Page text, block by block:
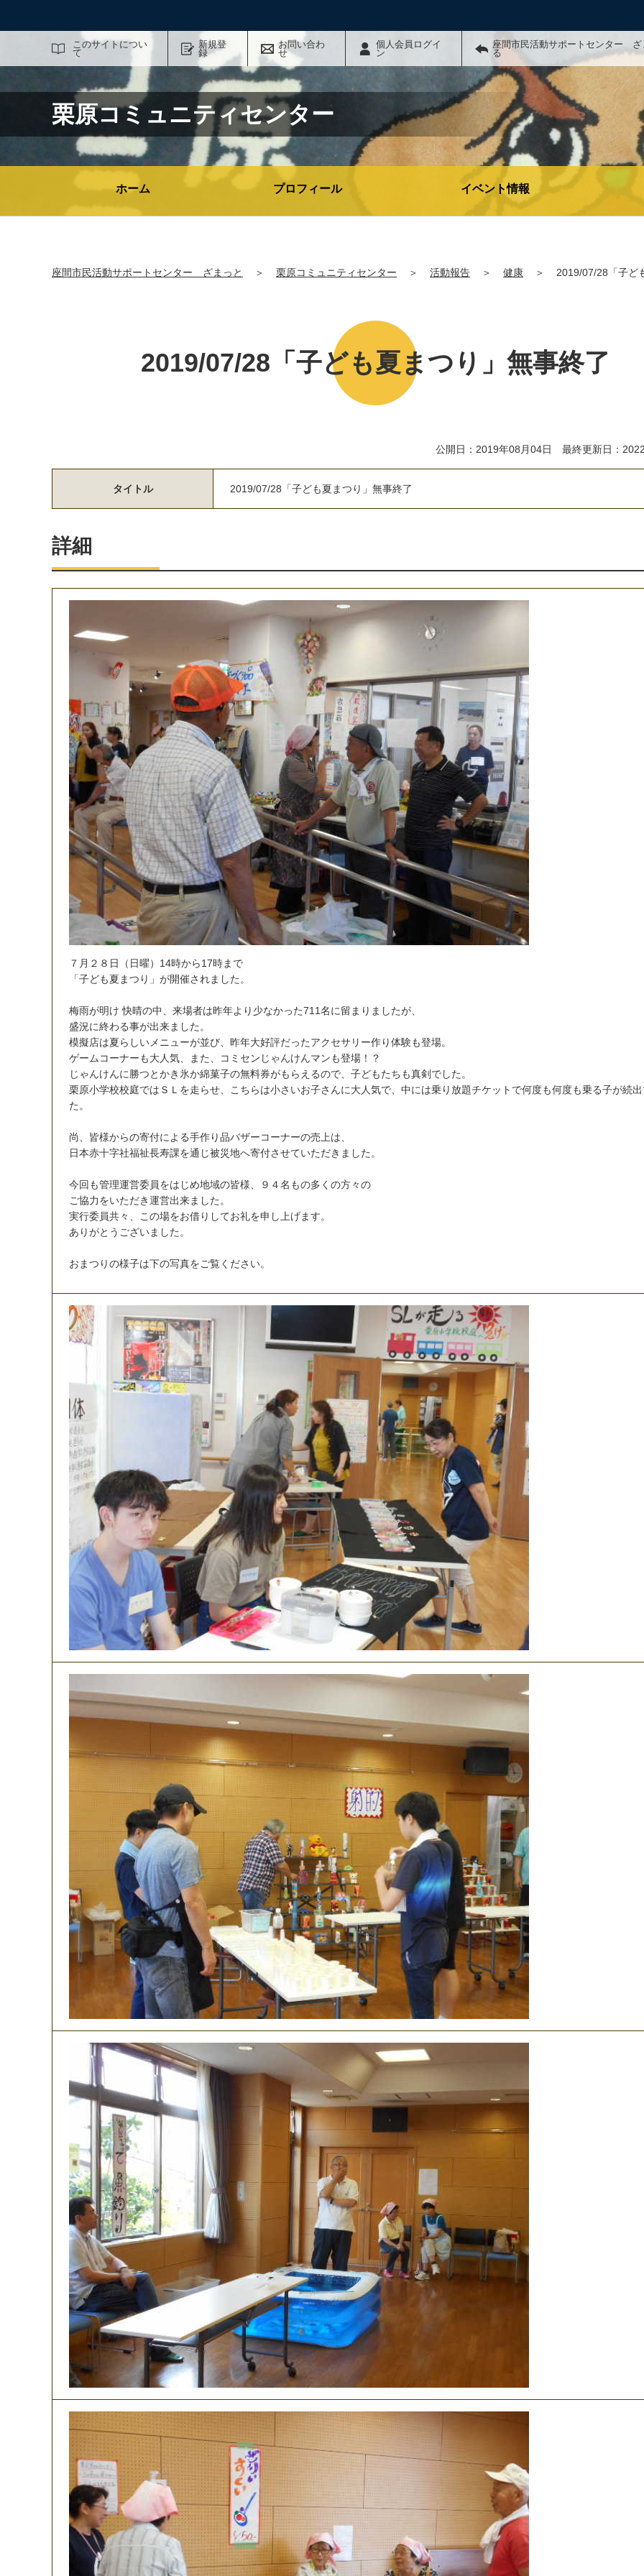
このサイトについ
て
新規登
録
お問い合わ
せ
個人会員ログイ
ン
座間市民活動サポートセンター ざ
る
サイト内検索
栗原コミュニティセンター
ホーム プロフィール イベント情報
座間市民活動サポートセンター ざまっと ＞ 栗原コミュニティセンター ＞ 活動報告 ＞ 健康 ＞ 2019/07/28「子ど
2019/07/28「子ども夏まつり」無事終了
公開日：2019年08月04日 最終更新日：
タイトル 2019/07/28「子ども夏まつり」無事終了
詳細
７ 月 ２ ８ 日 （ 日曜） 14時から17時ま で
「子ども夏まつ り 」 が開催されま した。
梅雨が明け 快晴の中、 来場者は昨年よ り 少なかった711名に留ま り ま したが、
盛況に終わる事が出来ま した。
模擬店は夏ら しいメニューが並び、 昨年大好評だったアクセサリ ー作り体験も登場。
ゲームコーナーも大人気、 ま た、 コ ミ セン じ ゃんけんマンも登場 ！
？
じ ゃんけんに勝つとかき氷か綿菓子の無料券がも ら え るので、 子どもたちも真剣 でした。
栗原小学校校庭では Ｓ Ｌ を走らせ、 こ ちらは小さ いお子さ んに大人気で、 中には乗り 放題チケッ ト で何度も何度も乗る子が続出
た。
尚、 皆様からの寄付によ る手作り品バザーコーナーの売上は、
日本赤十字社福祉長寿課を通 じ被災地へ寄付させていただき ま した。
今回 も管理運営委員をは じめ地域の皆様、 ９ ４名 もの多 く の方々の
ご協力をいただき運営出来ま した。
実行委員共々 、 この場をお借り してお礼を申 し上げます。
あ りがと う ございま した。
おまつ りの様子は下の写真をご覧く ださ い。